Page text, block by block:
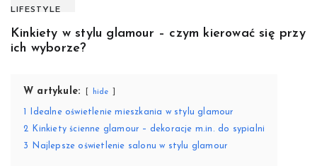
LIFESTYLE
Kinkiety w stylu glamour – czym kierować się przy
ich wyborze?
W artykule: hide
Idealne oświetlenie mieszkania w stylu glamour
2
Kinkiety ścienne glamour – dekoracje m.in. do sypialni
3
Najlepsze oświetlenie salonu w stylu glamour